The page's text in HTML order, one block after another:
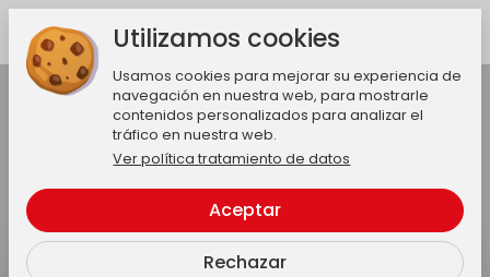
Activar audio
Utilizamos cookies
Usamos cookies para mejorar su experiencia de
navegación en nuestra web, para mostrarle
contenidos personalizados para analizar el
tráfico en nuestra web.
Ver política tratamiento de datos
Aceptar
Rechazar